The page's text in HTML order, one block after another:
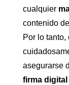
cualquier
contenido del
Por lo tanto,
asegurarse
firma digital